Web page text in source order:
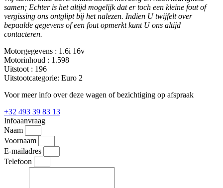
samen; Echter is het altijd mogelijk dat er toch een kleine fout of
vergissing ons ontglipt bij het nalezen. Indien U twijfelt over
bepaalde gegevens of een fout opmerkt kunt U ons altijd
contacteren.
Motorgegevens : 1.6i 16v
Motorinhoud : 1.598
Uitstoot : 196
Uitstootcategorie: Euro 2
Voor meer info over deze wagen of bezichtiging op afspraak
+32 493 39 83 13
Infoaanvraag
Naam
Voornaam
E-mailadres
Telefoon